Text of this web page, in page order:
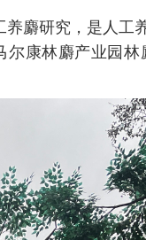
麝研究，是人工
尔康林麝产业园